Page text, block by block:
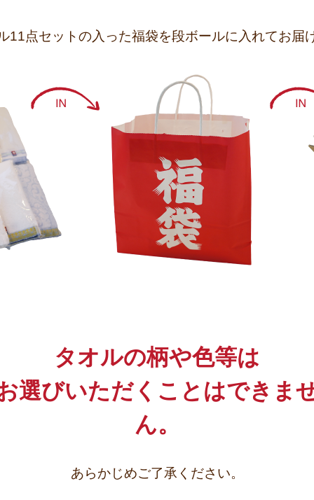
11点セットの入った福袋を段ボールに入れてお届
タオルの柄や色等は
選びいただくことはできま
ん。
あらかじめご了承ください。